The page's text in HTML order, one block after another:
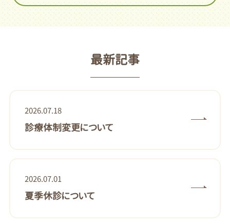
最新記事
2026.07.18
診療体制変更について
2026.07.01
夏季休診について